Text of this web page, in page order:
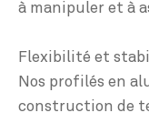
à manipuler et à
Flexibilité et
Nos profilés en
construction de